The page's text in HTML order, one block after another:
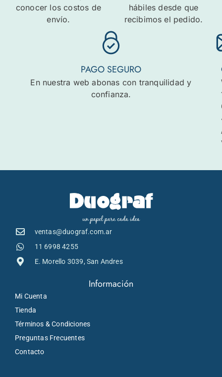
conocer los costos de
envío.
hábiles desde que
recibimos el pedido.
PAGO SEGURO
En nuestra web abonas con tranquilidad y
confianza.
ventas@duograf.com.ar
11 6998 4255
E. Morello 3039, San Andres
Información
Mi Cuenta
Tienda
Términos & Condiciones
Preguntas Frecuentes
Contacto